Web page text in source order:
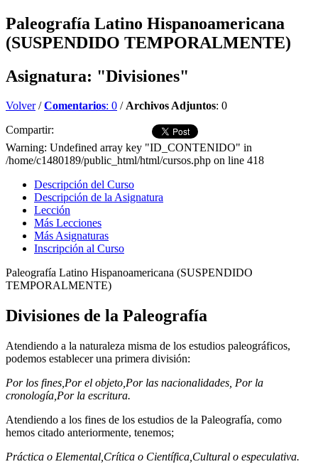
Paleografía Latino Hispanoamericana
(SUSPENDIDO TEMPORALMENTE)
Asignatura: "Divisiones"
Volver/Comentarios: 0 /Archivos Adjuntos: 0
Compartir:
Warning: Undefined array key "ID_CONTENIDO" in
/home/c1480189/public_html/html/cursos.php on line 418
Descripción del Curso
Descripción de la Asignatura
Lección
Más Lecciones
Más Asignaturas
Inscripción al Curso
Paleografía Latino Hispanoamericana (SUSPENDIDO
TEMPORALMENTE)
Divisiones de la Paleografía
Atendiendo a la naturaleza misma de los estudios paleográficos,
podemos establecer una primera división:
Por los fines, Por el objeto, Por las nacionalidades, Por la
cronología, Por la escritura.
Atendiendo a los fines de los estudios de la Paleografía, como
hemos citado anteriormente, tenemos;
Práctica o Elemental, Crítica o Científica, Cultural o especulativa.